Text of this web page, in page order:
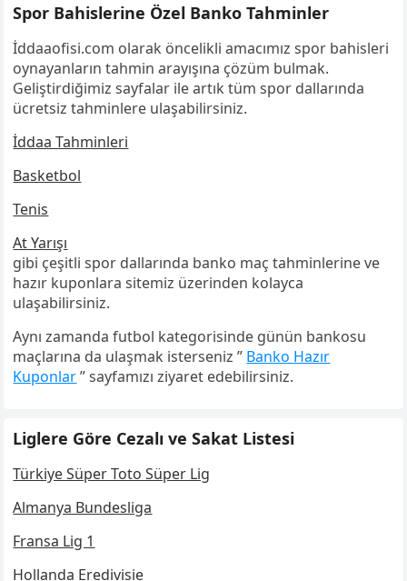
Spor Bahislerine Özel Banko Tahminler
İddaaofisi.com olarak öncelikli amacımız spor bahisleri
oynayanların tahmin arayışına çözüm bulmak.
Geliştirdiğimiz sayfalar ile artık tüm spor dallarında
ücretsiz tahminlere ulaşabilirsiniz.
İddaa Tahminleri
Basketbol
Tenis
At Yarışı
gibi çeşitli spor dallarında banko maç tahminlerine ve
hazır kuponlara sitemiz üzerinden kolayca
ulaşabilirsiniz.
Aynı zamanda futbol kategorisinde günün bankosu
maçlarına da ulaşmak isterseniz ” Banko Hazır
Kuponlar” sayfamızı ziyaret edebilirsiniz.
Liglere Göre Cezalı ve Sakat Listesi
Türkiye Süper Toto Süper Lig
Almanya Bundesliga
Fransa Lig 1
Hollanda Eredivisie